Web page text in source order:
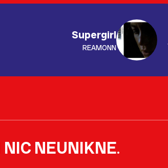
Supergirl
REAMONN
NIC NEUNIKNE.